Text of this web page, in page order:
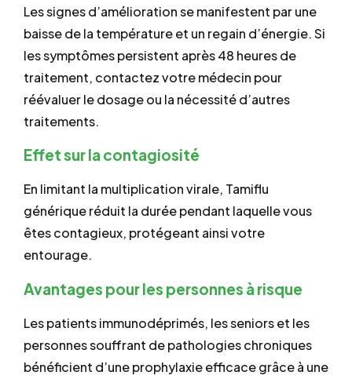
Les signes d’amélioration se manifestent par une
baisse de la température et un regain d’énergie. Si
les symptômes persistent après 48 heures de
traitement, contactez votre médecin pour
réévaluer le dosage ou la nécessité d’autres
traitements.
Effet sur la contagiosité
En limitant la multiplication virale, Tamiflu
générique réduit la durée pendant laquelle vous
êtes contagieux, protégeant ainsi votre
entourage.
Avantages pour les personnes à risque
Les patients immunodéprimés, les seniors et les
personnes souffrant de pathologies chroniques
bénéficient d’une prophylaxie efficace grâce à une